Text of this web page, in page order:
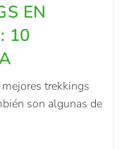
EN
10
trekkings
son algunas de